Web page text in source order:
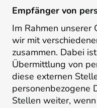
Empfänger von
Im Rahmen
wir mit
zusammen. Dabei
Übermittlung von
diese externen
personenbezogene
Stellen weiter,